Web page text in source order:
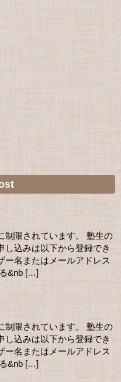
制限されています。 塾生の
し込みは以下から登録でき
ー名またはメールアドレス
&nb […]
制限されています。 塾生の
し込みは以下から登録でき
ー名またはメールアドレス
&nb […]